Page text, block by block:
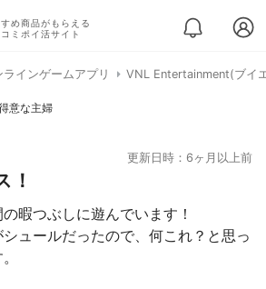
め商品がもらえる
ミポイ活サイト
ラインゲームアプリ VNL Entertainment(ブイ
意な主婦
更新日時：6ヶ月以上前
！
暇つぶしに遊んでいます！
ュールだったので、何これ？と思っ